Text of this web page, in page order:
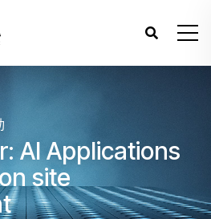
AI Applications
site